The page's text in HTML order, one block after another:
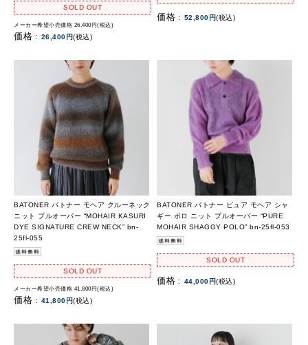
SOLD OUT
メーカー希望小売価格 26,400円(税込)
価格 : 26,400円(税込)
価格 : 52,800円(税込)
BATONER バトナー モヘア クルーネック
ニット プルオーバー “MOHAIR KASURI
DYE SIGNATURE CREW NECK” bn-
25fl-055
SOLD OUT
メーカー希望小売価格 41,800円(税込)
価格 : 41,800円(税込)
BATONER バトナー ピュア モヘア シャ
ギー ポロ ニット プルオーバー “PURE
MOHAIR SHAGGY POLO” bn-25fl-053
SOLD OUT
価格 : 44,000円(税込)